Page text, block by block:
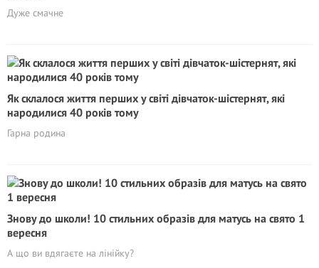
Дуже смачне
Як склалося життя перших у світі дівчаток-шістернят, які
народилися 40 років тому
Гарна родина
Знову до школи! 10 стильних образів для матусь на свято 1
вересня
А що ви вдягаєте на лінійку?